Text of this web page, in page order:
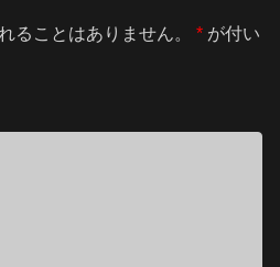
ることはありません。 * が付い